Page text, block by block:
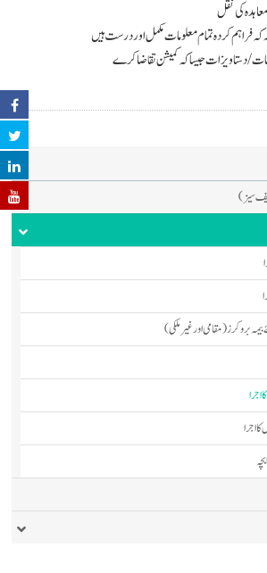
کی نقل
فراہم کردہ تمام معلومات مکمل اور درست ہیں
/دستاویزات جیسا کہ کمیشن تقاضا کرے
ایف سیز)
بروکرز(مقامی اور غیر ملکی)
اجرا